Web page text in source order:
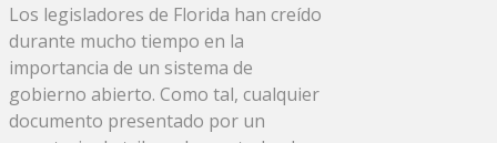
Los legisladores de Florida han creído
durante mucho tiempo en la
importancia de un sistema de
gobierno abierto. Como tal, cualquier
documento presentado por un